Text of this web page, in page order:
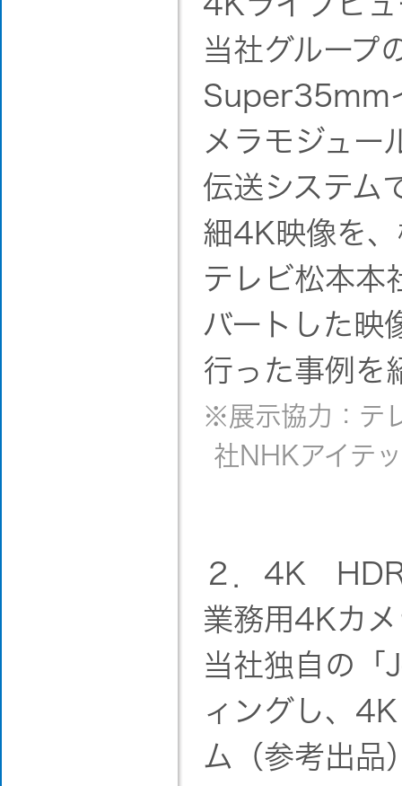
当社グループ
Super35mm
メラモジュー
伝送システム
細4K映像を
テレビ松本本
バートした映
行った事例を
※展示協力：テ
社NHKアイテ
２．4K
業務用4Kカ
当社独自の「
ィングし、
ム（参考出品